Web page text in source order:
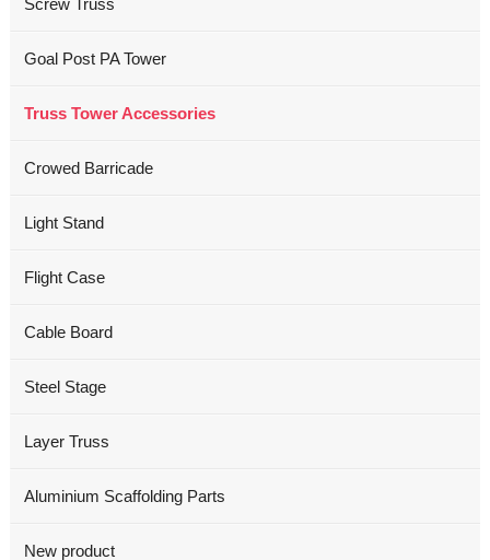
Screw Truss
Goal Post PA Tower
Truss Tower Accessories
Crowed Barricade
Light Stand
Flight Case
Cable Board
Steel Stage
Layer Truss
Aluminium Scaffolding Parts
New product